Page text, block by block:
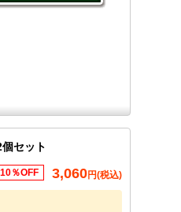
セット
10％OFF 3,060円(税込)